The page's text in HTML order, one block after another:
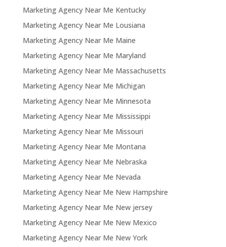
Marketing Agency Near Me Kentucky
Marketing Agency Near Me Lousiana
Marketing Agency Near Me Maine
Marketing Agency Near Me Maryland
Marketing Agency Near Me Massachusetts
Marketing Agency Near Me Michigan
Marketing Agency Near Me Minnesota
Marketing Agency Near Me Mississippi
Marketing Agency Near Me Missouri
Marketing Agency Near Me Montana
Marketing Agency Near Me Nebraska
Marketing Agency Near Me Nevada
Marketing Agency Near Me New Hampshire
Marketing Agency Near Me New jersey
Marketing Agency Near Me New Mexico
Marketing Agency Near Me New York